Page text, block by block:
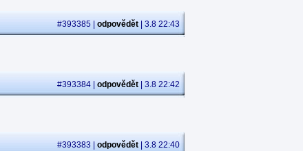
#393385 | odpovědět | 3.8 22:43
#393384 | odpovědět | 3.8 22:42
#393383 | odpovědět | 3.8 22:40